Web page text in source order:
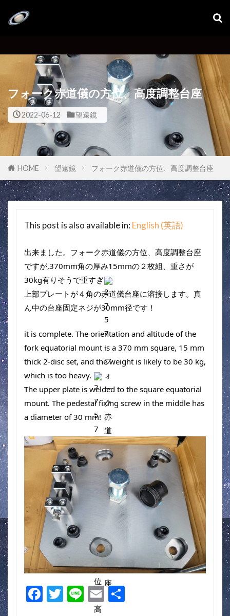
フォーク赤道儀の方位、高度調整台座
2022-06-12 望遠鏡
HOME 望遠鏡 フォーク赤道儀の方位、高度調整台座
This post is also available in: English (英語)
出来ました。フォーク赤道儀の方位、高度調整台座
ですが,370mm角の厚み15mmの２枚組、重さが
30kg有りそうで重すぎ
上部プレートが４角の赤道儀台座に溶接します。真
ん中の台座固定ネジが30mm径です！
it is complete. The orientation and altitude of the
fork equatorial mount is a 370 mm square, 15 mm
thick 2-disc set, and the weight is likely to be 30 kg,
which is too heavy.
The upper plate is welded to the square equatorial
mount. The pedestal fixing screw in the middle has
a diameter of 30 mm!
F
T
Li E